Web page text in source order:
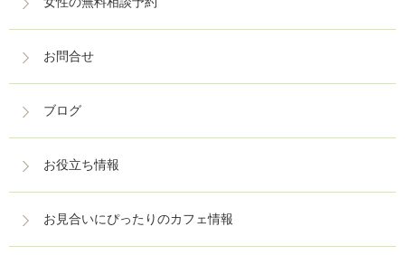
お問合せ
ブログ
お役立ち情報
お見合いにぴったりのカフェ情報